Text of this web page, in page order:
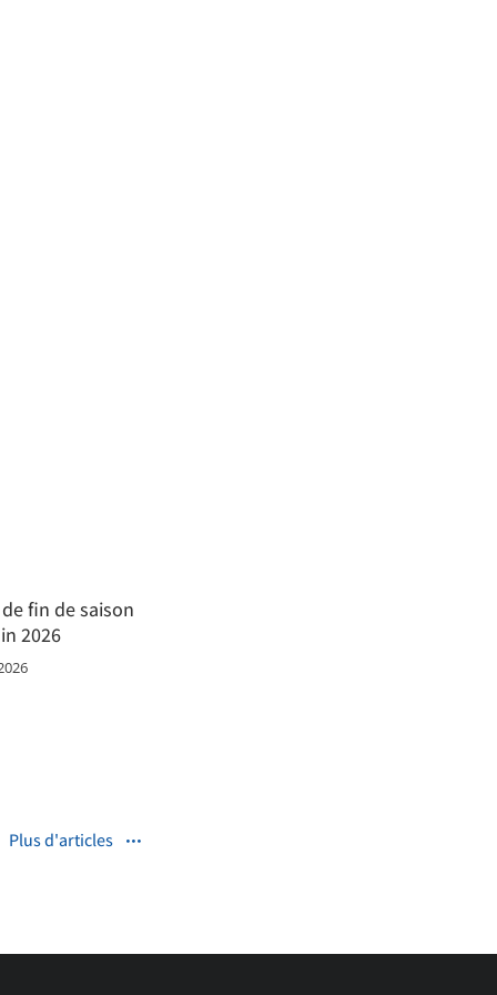
fin de saison
2026
Plus d'articles